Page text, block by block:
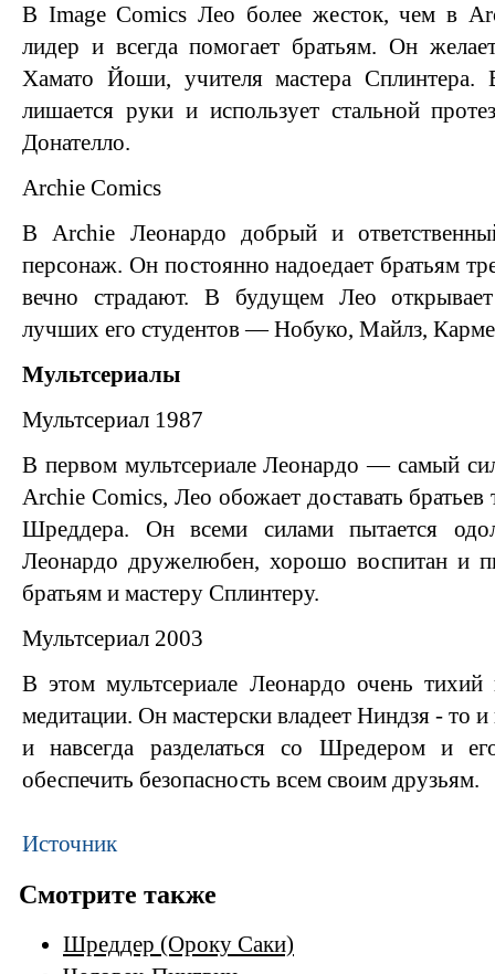
В Image Comics Лео более жесток, чем в
лидер и всегда помогает братьям. Он
Хамато Йоши, учителя мастера
лишается руки и использует стальной
Донателло.
Archie Comics
В Archie Леонардо добрый и
персонаж. Он постоянно надоедает братьям
вечно страдают. В будущем Лео
лучших его студентов — Нобуко, Майлз,
Мультсериалы
Мультсериал 1987
В первом мультсериале Леонардо — самый
Archie Comics, Лео обожает доставать
Шреддера. Он всеми силами пытается
Леонардо дружелюбен, хорошо воспитан и
братьям и мастеру Сплинтеру.
Мультсериал 2003
В этом мультсериале Леонардо очень
медитации. Он мастерски владеет Ниндзя - то и
и навсегда разделаться со Шредером и
обеспечить безопасность всем своим друзьям.
Источник
Смотрите также
Шреддер (Ороку Саки)